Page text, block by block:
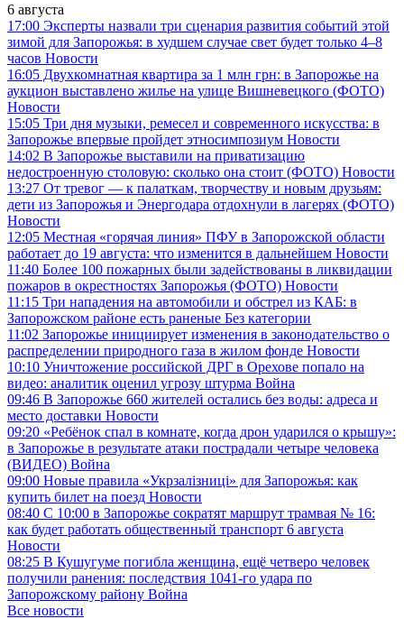
6 августа
17:00 Эксперты назвали три сценария развития событий этой
зимой для Запорожья: в худшем случае свет будет только 4–8
часов Новости
16:05 Двухкомнатная квартира за 1 млн грн: в Запорожье на
аукцион выставлено жилье на улице Вишневецкого (ФОТО)
Новости
15:05 Три дня музыки, ремесел и современного искусства: в
Запорожье впервые пройдет этносимпозиум Новости
14:02 В Запорожье выставили на приватизацию
недостроенную столовую: сколько она стоит (ФОТО) Новости
13:27 От тревог — к палаткам, творчеству и новым друзьям:
дети из Запорожья и Энергодара отдохнули в лагерях (ФОТО)
Новости
12:05 Местная «горячая линия» ПФУ в Запорожской области
работает до 19 августа: что изменится в дальнейшем Новости
11:40 Более 100 пожарных были задействованы в ликвидации
пожаров в окрестностях Запорожья (ФОТО) Новости
11:15 Три нападения на автомобили и обстрел из КАБ: в
Запорожском районе есть раненые Без категории
11:02 Запорожье инициирует изменения в законодательство о
распределении природного газа в жилом фонде Новости
10:10 Уничтожение российской ДРГ в Орехове попало на
видео: аналитик оценил угрозу штурма Война
09:46 В Запорожье 660 жителей остались без воды: адреса и
место доставки Новости
09:20 «Ребёнок спал в комнате, когда дрон ударился о крышу»:
в Запорожье в результате атаки пострадали четыре человека
(ВИДЕО) Война
09:00 Новые правила «Укрзалізниці» для Запорожья: как
купить билет на поезд Новости
08:40 С 10:00 в Запорожье сократят маршрут трамвая № 16:
как будет работать общественный транспорт 6 августа
Новости
08:25 В Кушугуме погибла женщина, ещё четверо человек
получили ранения: последствия 1041-го удара по
Запорожскому району Война
Все новости